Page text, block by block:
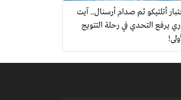
أتلتيكو ثم صدام أرسنال.. آيت
يرفع التحدي في رحلة التتويج